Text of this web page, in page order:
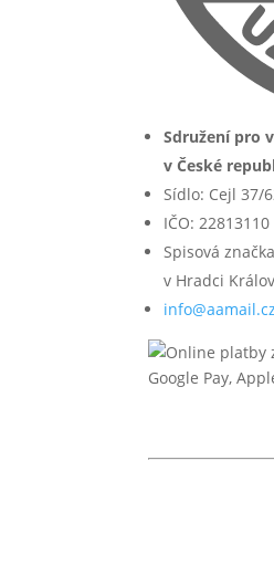
Sdružení pro
v České
Sídlo: Cejl 37/
IČO: 22813110
Spisová
v Hradci
info@aamail.cz